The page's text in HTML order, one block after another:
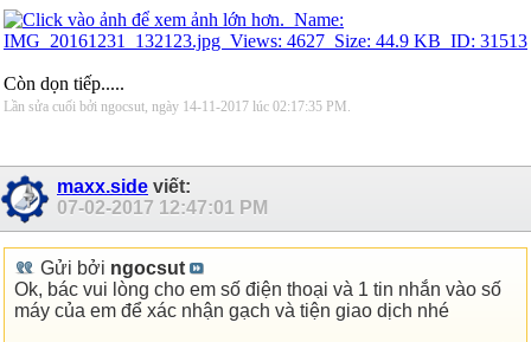
Còn dọn tiếp.....
Lần sửa cuối bởi ngocsut, ngày 14-11-2017 lúc 02:17:35 PM.
maxx.side viết:
07-02-2017 12:47:01 PM
Gửi bởi ngocsut
Ok, bác vui lòng cho em số điện thoại và 1 tin nhắn vào số
máy của em để xác nhận gạch và tiện giao dịch nhé